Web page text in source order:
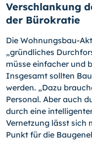
Verschlankung
der Bürokratie
Die Wohnungsbau-
„gründliches
müsse einfacher und
Insgesamt sollten
werden. „Dazu
Personal. Aber auch
durch eine
Vernetzung lässt sich
Punkt für die